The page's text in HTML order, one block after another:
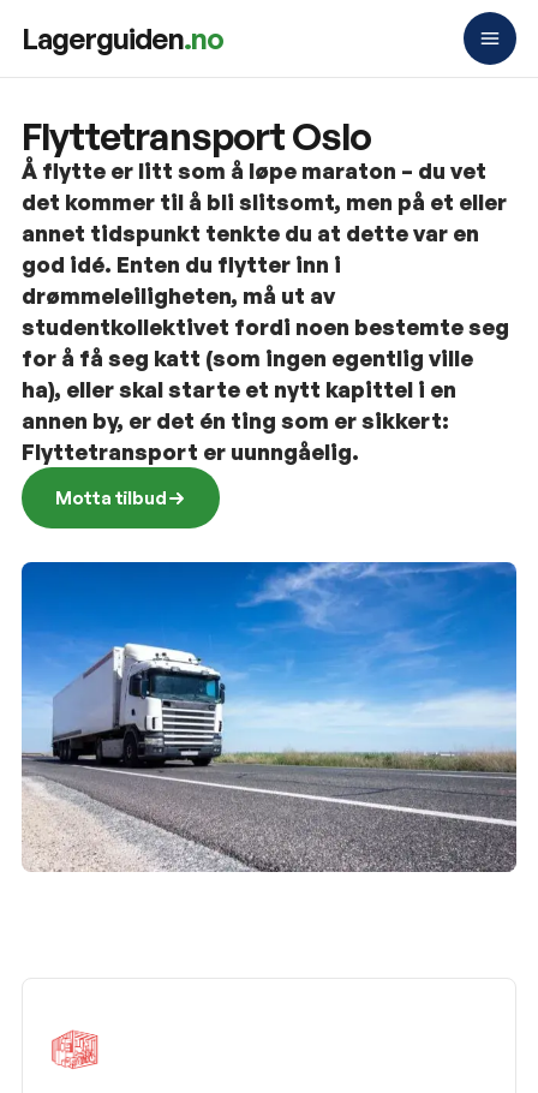
Lagerguiden.no
Flyttetransport Oslo
Å flytte er litt som å løpe maraton – du vet
det kommer til å bli slitsomt, men på et eller
annet tidspunkt tenkte du at dette var en
god idé. Enten du flytter inn i
drømmeleiligheten, må ut av
studentkollektivet fordi noen bestemte seg
for å få seg katt (som ingen egentlig ville
ha), eller skal starte et nytt kapittel i en
annen by, er det én ting som er sikkert:
Flyttetransport er uunngåelig.
Motta tilbud